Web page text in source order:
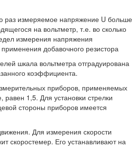
раз измеряемое напряжение U больше
на вольтметр, т.е. во сколько
измерения напряжения
добавочного резистора
шкала вольтметра отградуирована
коэффициента.
приборов, применяемых
равен 1,5. Для установки стрелки
стороны приборов имеется
Для измерения скорости
скоростемер. Его устанавливают на